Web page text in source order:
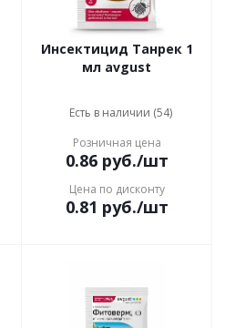
Инсектицид Танрек 1
мл avgust
Есть в наличии (54)
Розничная цена
0.86руб./шт
Цена по дисконту
0.81 руб./шт